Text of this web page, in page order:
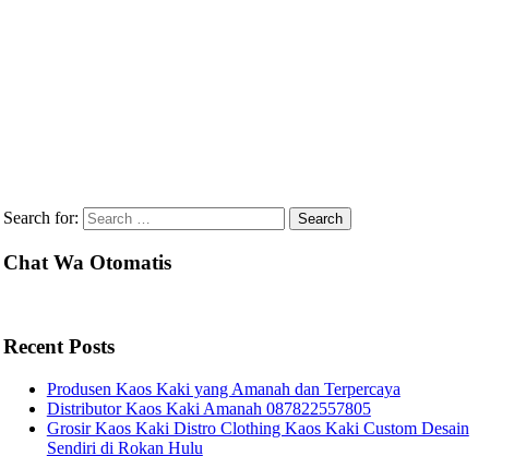
Search for:
Chat Wa Otomatis
Recent Posts
Produsen Kaos Kaki yang Amanah dan Terpercaya
Distributor Kaos Kaki Amanah 087822557805
Grosir Kaos Kaki Distro Clothing Kaos Kaki Custom Desain
Sendiri di Rokan Hulu